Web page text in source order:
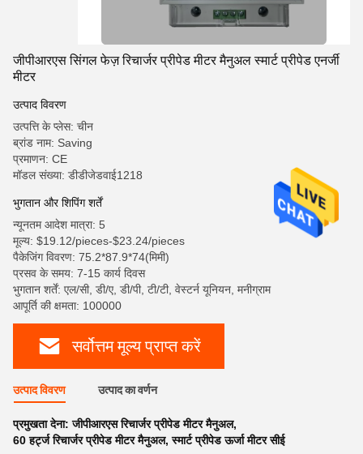
जीपीआरएस सिंगल फेज़ रिचार्जर प्रीपेड मीटर मैनुअल स्मार्ट प्रीपेड एनर्जी
मीटर
उत्पाद विवरण
उत्पत्ति के प्लेस: चीन
ब्रांड नाम: Saving
प्रमाणन: CE
मॉडल संख्या: डीडीजेडवाई1218
भुगतान और शिपिंग शर्तें
न्यूनतम आदेश मात्रा: 5
मूल्य: $19.12/pieces-$23.24/pieces
पैकेजिंग विवरण: 75.2*87.9*74(मिमी)
प्रसव के समय: 7-15 कार्य दिवस
भुगतान शर्तें: एल/सी, डी/ए, डी/पी, टी/टी, वेस्टर्न यूनियन, मनीग्राम
आपूर्ति की क्षमता: 100000
सर्वोत्तम मूल्य प्राप्त करें
उत्पाद विवरण उत्पाद का वर्णन
प्रमुखता देना:जीपीआरएस रिचार्जर प्रीपेड मीटर मैनुअल,
60 हर्ट्ज रिचार्जर प्रीपेड मीटर मैनुअल,स्मार्ट प्रीपेड ऊर्जा मीटर सीई